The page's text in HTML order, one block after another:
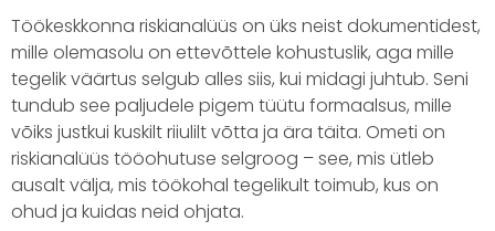
Töökeskkonna riskianalüüs on üks neist dokumentidest,
mille olemasolu on ettevõttele kohustuslik, aga mille
tegelik väärtus selgub alles siis, kui midagi juhtub. Seni
tundub see paljudele pigem tüütu formaalsus, mille
võiks justkui kuskilt riiulilt võtta ja ära täita. Ometi on
riskianalüüs tööohutuse selgroog – see, mis ütleb
ausalt välja, mis töökohal tegelikult toimub, kus on
ohud ja kuidas neid ohjata.